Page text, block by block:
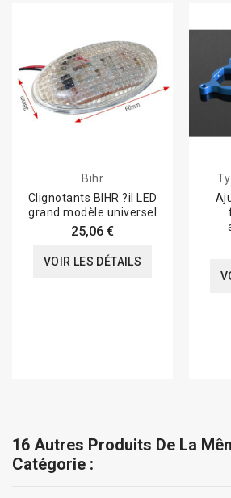
Bihr
Clignotants BIHR ?il LED
grand modèle universel
25,06 €
VOIR LES DÉTAILS
16 Autres Produits De La
Catégorie :